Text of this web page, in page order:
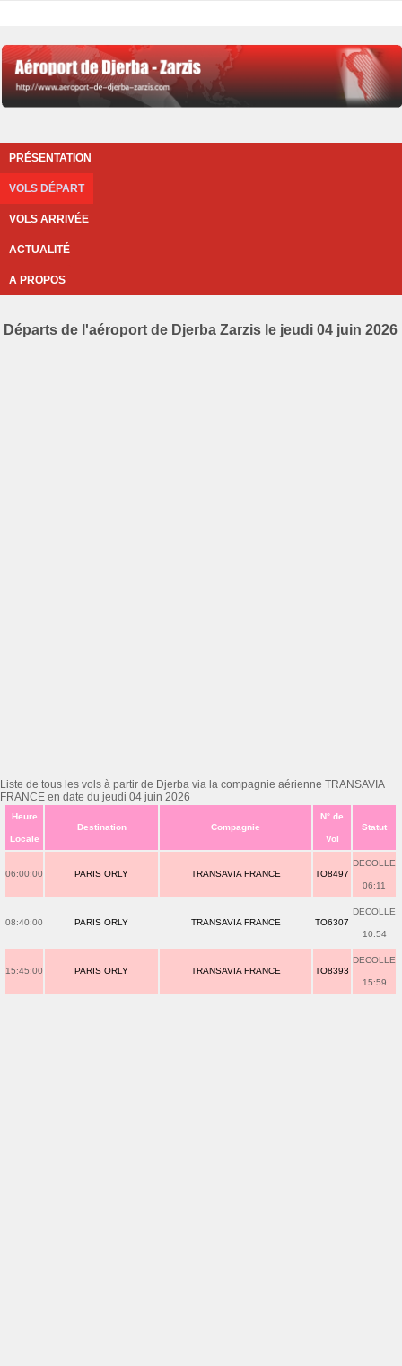
PRÉSENTATION
VOLS DÉPART
VOLS ARRIVÉE
ACTUALITÉ
A PROPOS
Départs de l'aéroport de Djerba Zarzis le jeudi 04 juin 2026
Liste de tous les vols à partir de Djerba via la compagnie aérienne TRANSAVIA
FRANCE en date du jeudi 04 juin 2026
Heure
Locale
Destination Compagnie
N° de
Vol
Statut
06:00:00 PARIS ORLY TRANSAVIA FRANCE TO8497
DECOLLE
06:11
08:40:00 PARIS ORLY TRANSAVIA FRANCE TO6307
DECOLLE
10:54
15:45:00 PARIS ORLY TRANSAVIA FRANCE TO8393
DECOLLE
15:59